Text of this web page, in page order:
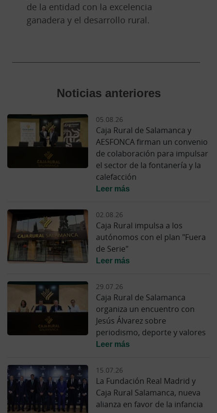
de la entidad con la excelencia
ganadera y el desarrollo rural.
Noticias anteriores
05.08.26
Caja Rural de Salamanca y
AESFONCA firman un convenio
de colaboración para impulsar
el sector de la fontanería y la
calefacción
Leer más
02.08.26
Caja Rural impulsa a los
autónomos con el plan "Fuera
de Serie"
Leer más
29.07.26
Caja Rural de Salamanca
organiza un encuentro con
Jesús Álvarez sobre
periodismo, deporte y valores
Leer más
15.07.26
La Fundación Real Madrid y
Caja Rural Salamanca, nueva
alianza en favor de la infancia